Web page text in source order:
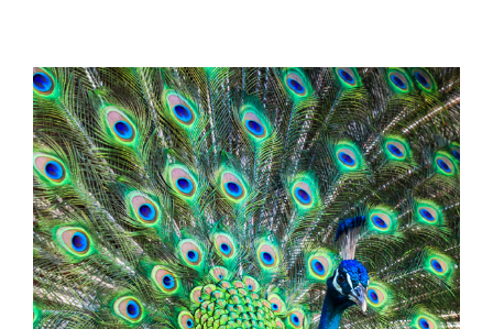
Publicaties
Webinars
Podcasts
Video’s
WIE WE ZIJN
Vereniging